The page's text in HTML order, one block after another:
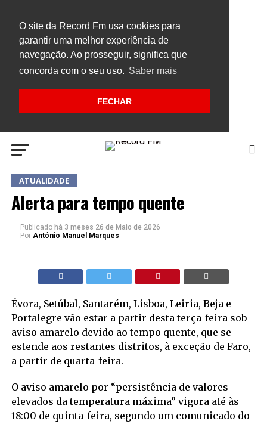
O site da Record Fm usa cookies para
garantir uma melhor experiência de
navegação. Ao prosseguir, significa que
concorda com o seu uso. Saber mais
FECHAR
ATUALIDADE
Alerta para tempo quente
Publicado há 3 meses 26 de Maio de 2026
Por António Manuel Marques
Évora, Setúbal, Santarém, Lisboa, Leiria, Beja e
Portalegre vão estar a partir desta terça-feira sob
aviso amarelo devido ao tempo quente, que se
estende aos restantes distritos, à exceção de Faro,
a partir de quarta-feira.
O aviso amarelo por “persistência de valores
elevados da temperatura máxima” vigora até às
18:00 de quinta-feira, segundo um comunicado do